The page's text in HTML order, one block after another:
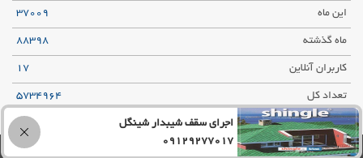
این ماه 37009
ماه گذشته 88398
کاربران آنلاین 17
تعداد کل 5734964
اجرای سقف شیبدار شینگل
09129277017